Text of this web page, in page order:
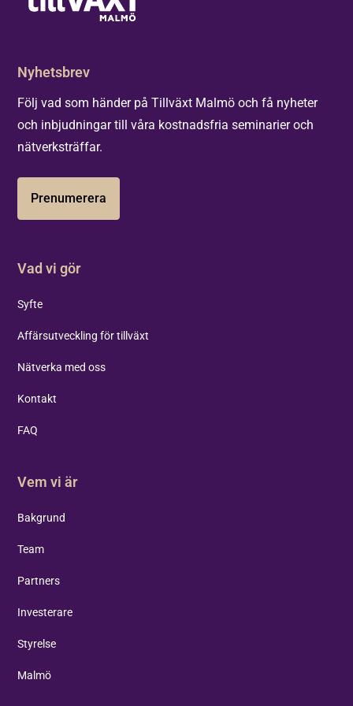
Nyhetsbrev
Följ vad som händer på Tillväxt Malmö och få nyheter
och inbjudningar till våra kostnadsfria seminarier och
nätverksträffar.
Prenumerera
Vad vi gör
Syfte
Affärsutveckling för tillväxt
Nätverka med oss
Kontakt
FAQ
Vem vi är
Bakgrund
Team
Partners
Investerare
Styrelse
Malmö